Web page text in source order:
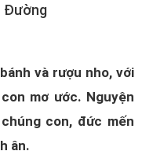
Đường
và rượu nho, với
mơ ước. Nguyện
con, đức mến
ân.